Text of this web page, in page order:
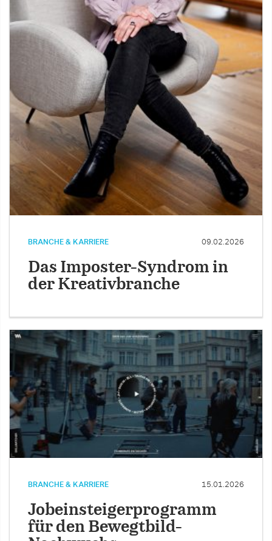
BRANCHE & KARRIERE 09.02.2026
Das Imposter-Syndrom in
der Kreativbranche
BRANCHE & KARRIERE 15.01.2026
Jobeinsteigerprogramm
für den Bewegtbild-